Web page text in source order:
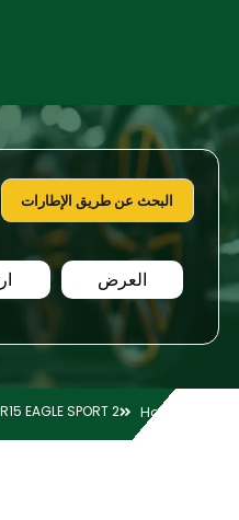
البحث عن طريق الإطارات
العرض
Home
EAGLE SPORT 2